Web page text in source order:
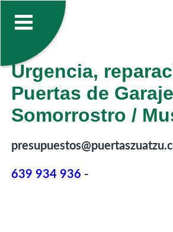
Urgencia,
Puertas de
Somorrostro /
639 934 936 -